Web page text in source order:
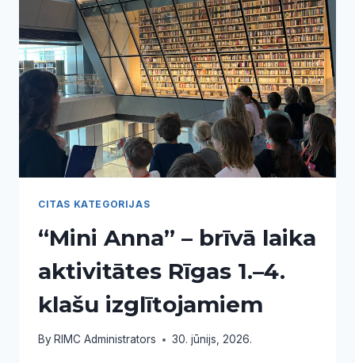
CITAS KATEGORIJAS
“Mini Anna” – brīvā laika
aktivitātes Rīgas 1.–4.
klašu izglītojamiem
By RIMC Administrators 30. jūnijs, 2026.